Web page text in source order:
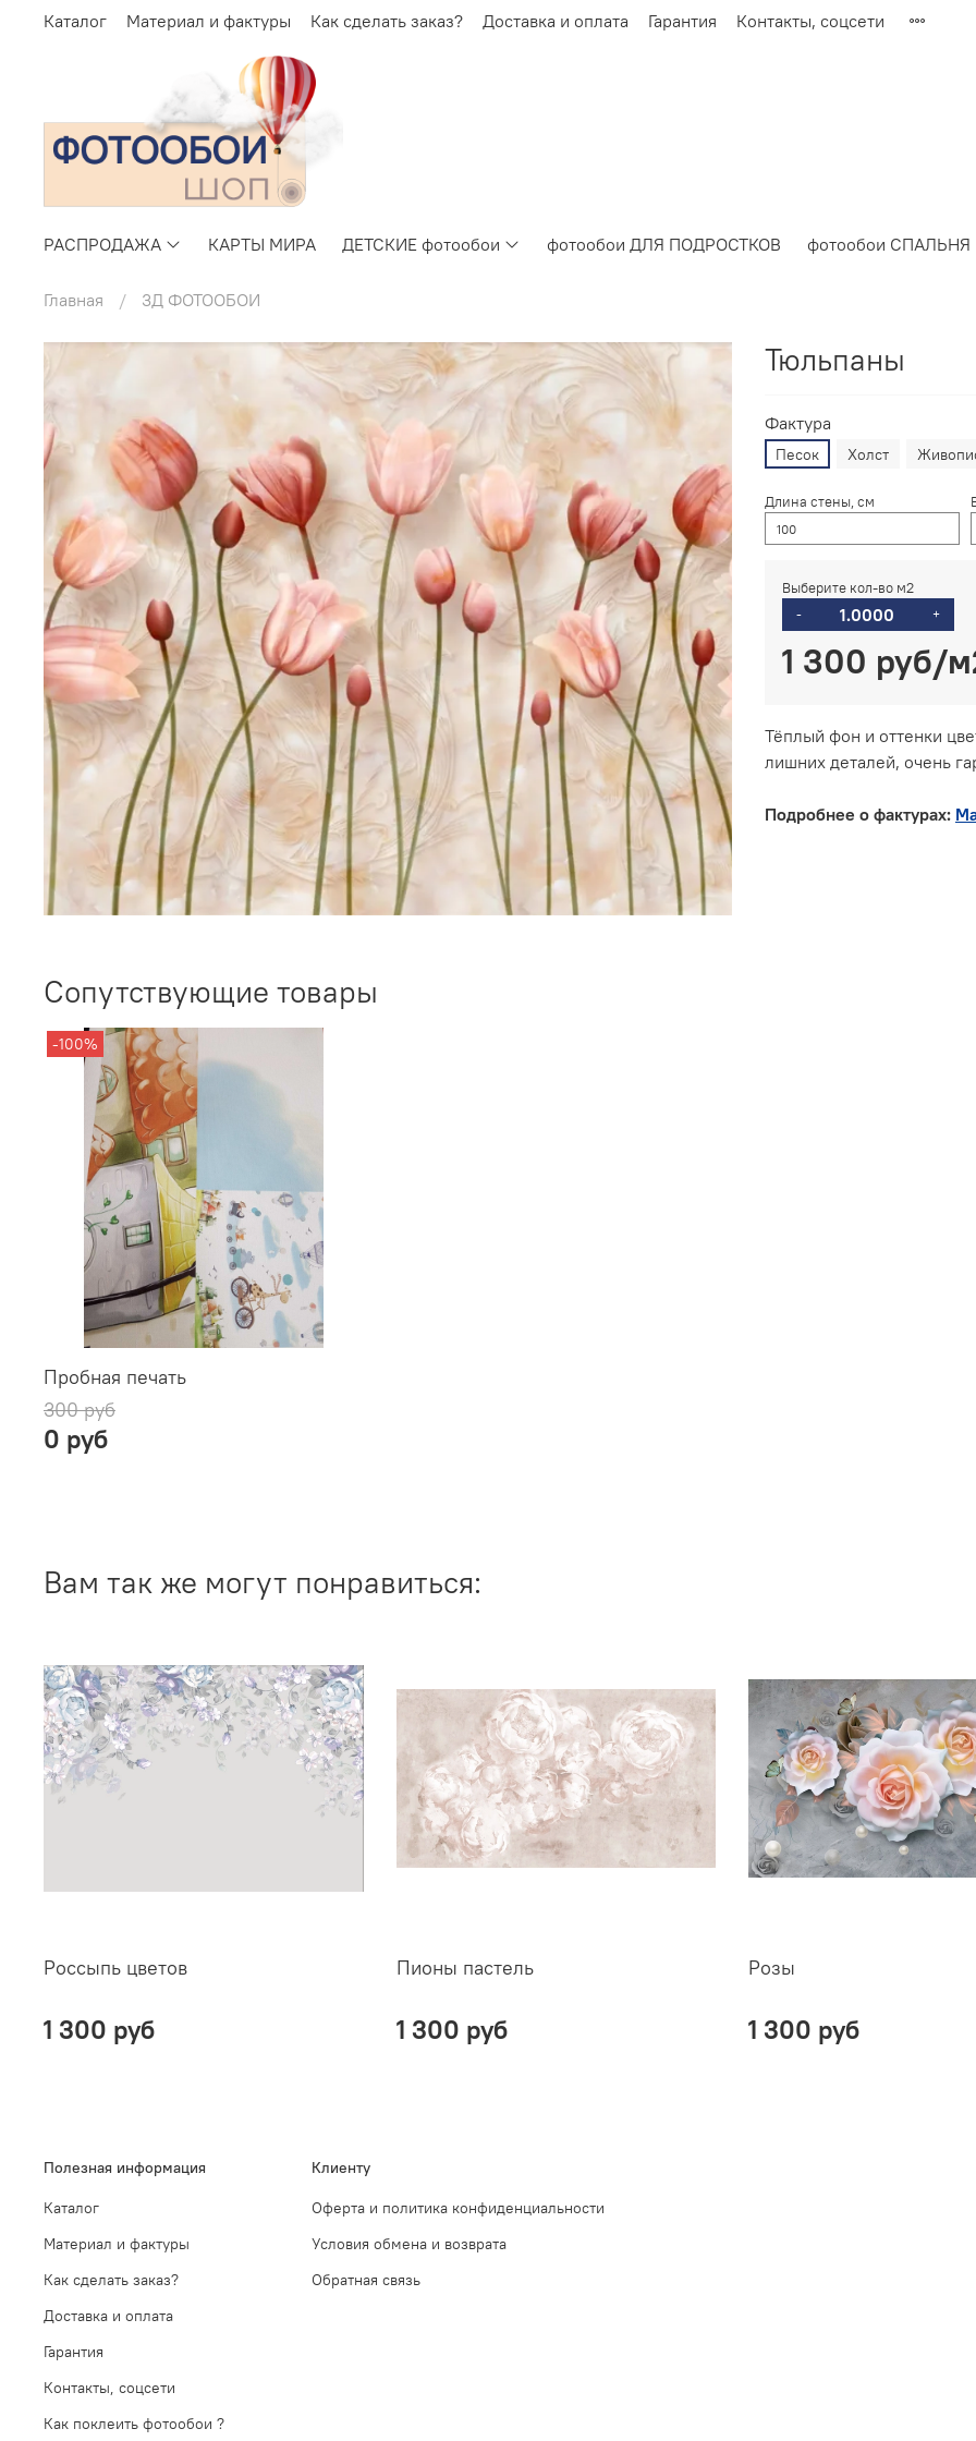
Каталог Материал и фактуры Как сделать заказ? Доставка и оплата Гарантия Контакты, соцсети
РАСПРОДАЖА КАРТЫ МИРА ДЕТСКИЕ фотообои фотообои ДЛЯ ПОДРОСТКОВ фотообои
Главная 3Д ФОТООБОИ
Тюльпаны
Фактура
Песок Холст
Длина стены, см
Выберите кол-во м2
- +
1 300 руб
Тёплый фон и оттенки
лишних деталей, очень
Подробнее о фактурах:
Сопутствующие товары
-100%
Пробная печать
300 руб
0 руб
Вам так же могут понравиться:
Россыпь цветов
1 300 руб
Пионы пастель
1 300 руб
Розы
1 300 руб
Полезная информация
Каталог
Материал и фактуры
Как сделать заказ?
Доставка и оплата
Гарантия
Контакты, соцсети
Как поклеить фотообои ?
Клиенту
Оферта и политика конфиденциальности
Условия обмена и возврата
Обратная связь